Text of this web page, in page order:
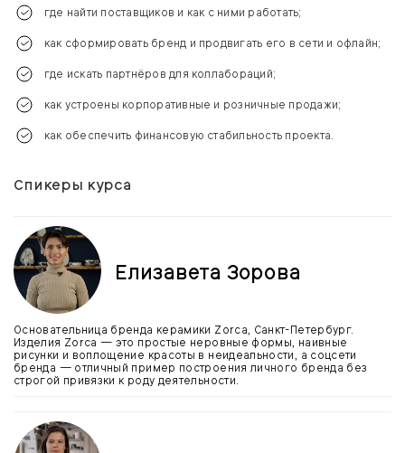
где найти поставщиков и как с ними работать;
как сформировать бренд и продвигать его в сети и офлайн;
где искать партнёров для коллабораций;
как устроены корпоративные и розничные продажи;
как обеспечить финансовую стабильность проекта.
Спикеры курса
Елизавета Зорова
Основательница бренда керамики Zorca, Санкт-Петербург.
Изделия Zorca — это простые неровные формы, наивные
рисунки и воплощение красоты в неидеальности, а соцсети
бренда — отличный пример построения личного бренда без
строгой привязки к роду деятельности.